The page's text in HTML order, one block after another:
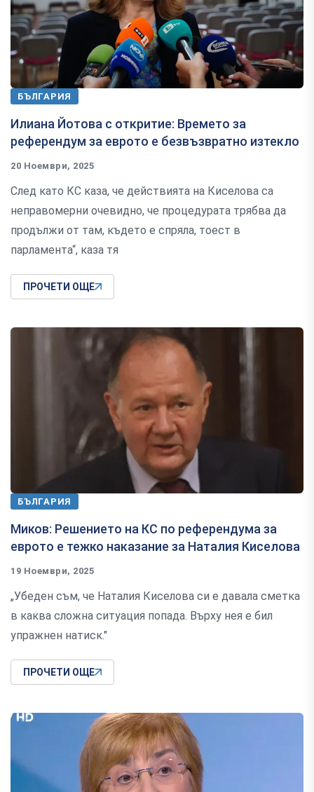
БЪЛГАРИЯ
Илиана Йотова с откритие: Времето за
референдум за еврото е безвъзвратно изтекло
20 Ноември, 2025
След като КС каза, че действията на Киселова са
неправомерни очевидно, че процедурата трябва да
продължи от там, където е спряла, тоест в
парламента“, каза тя
ПРОЧЕТИ ОЩЕ
БЪЛГАРИЯ
Миков: Решението на КС по референдума за
еврото е тежко наказание за Наталия Киселова
19 Ноември, 2025
„Убеден съм, че Наталия Киселова си е давала сметка
в каква сложна ситуация попада. Върху нея е бил
упражнен натиск."
ПРОЧЕТИ ОЩЕ